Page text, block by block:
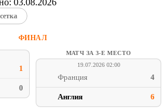
03.08.2026
ФИНАЛ
1
0
МАТЧ ЗА 3-Е МЕСТО
19.07.2026 02:00
Франция 4
Англия 6